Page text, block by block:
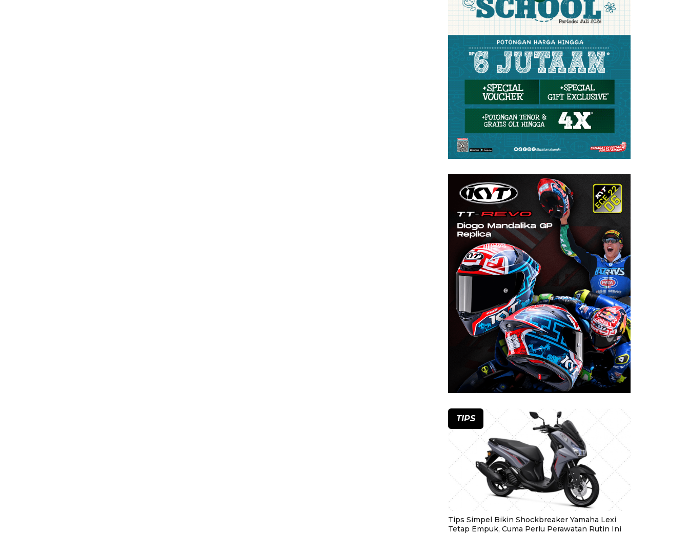
TIPS
Tips Simpel Bikin Shockbreaker Yamaha Lexi
Tetap Empuk, Cuma Perlu Perawatan Rutin Ini